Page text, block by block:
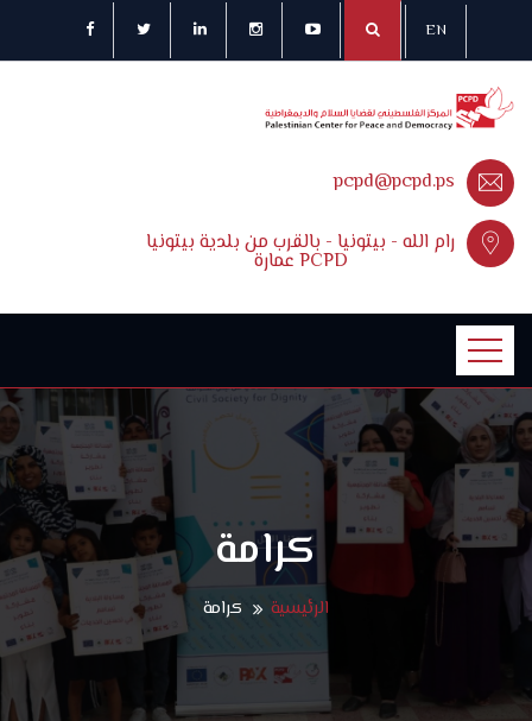
EN
pcpd@pcpd.ps
رام الله - بيتونيا - بالقرب من بلدية بيتونيا
عمارة PCPD
كرامة
الرئيسية كرامة